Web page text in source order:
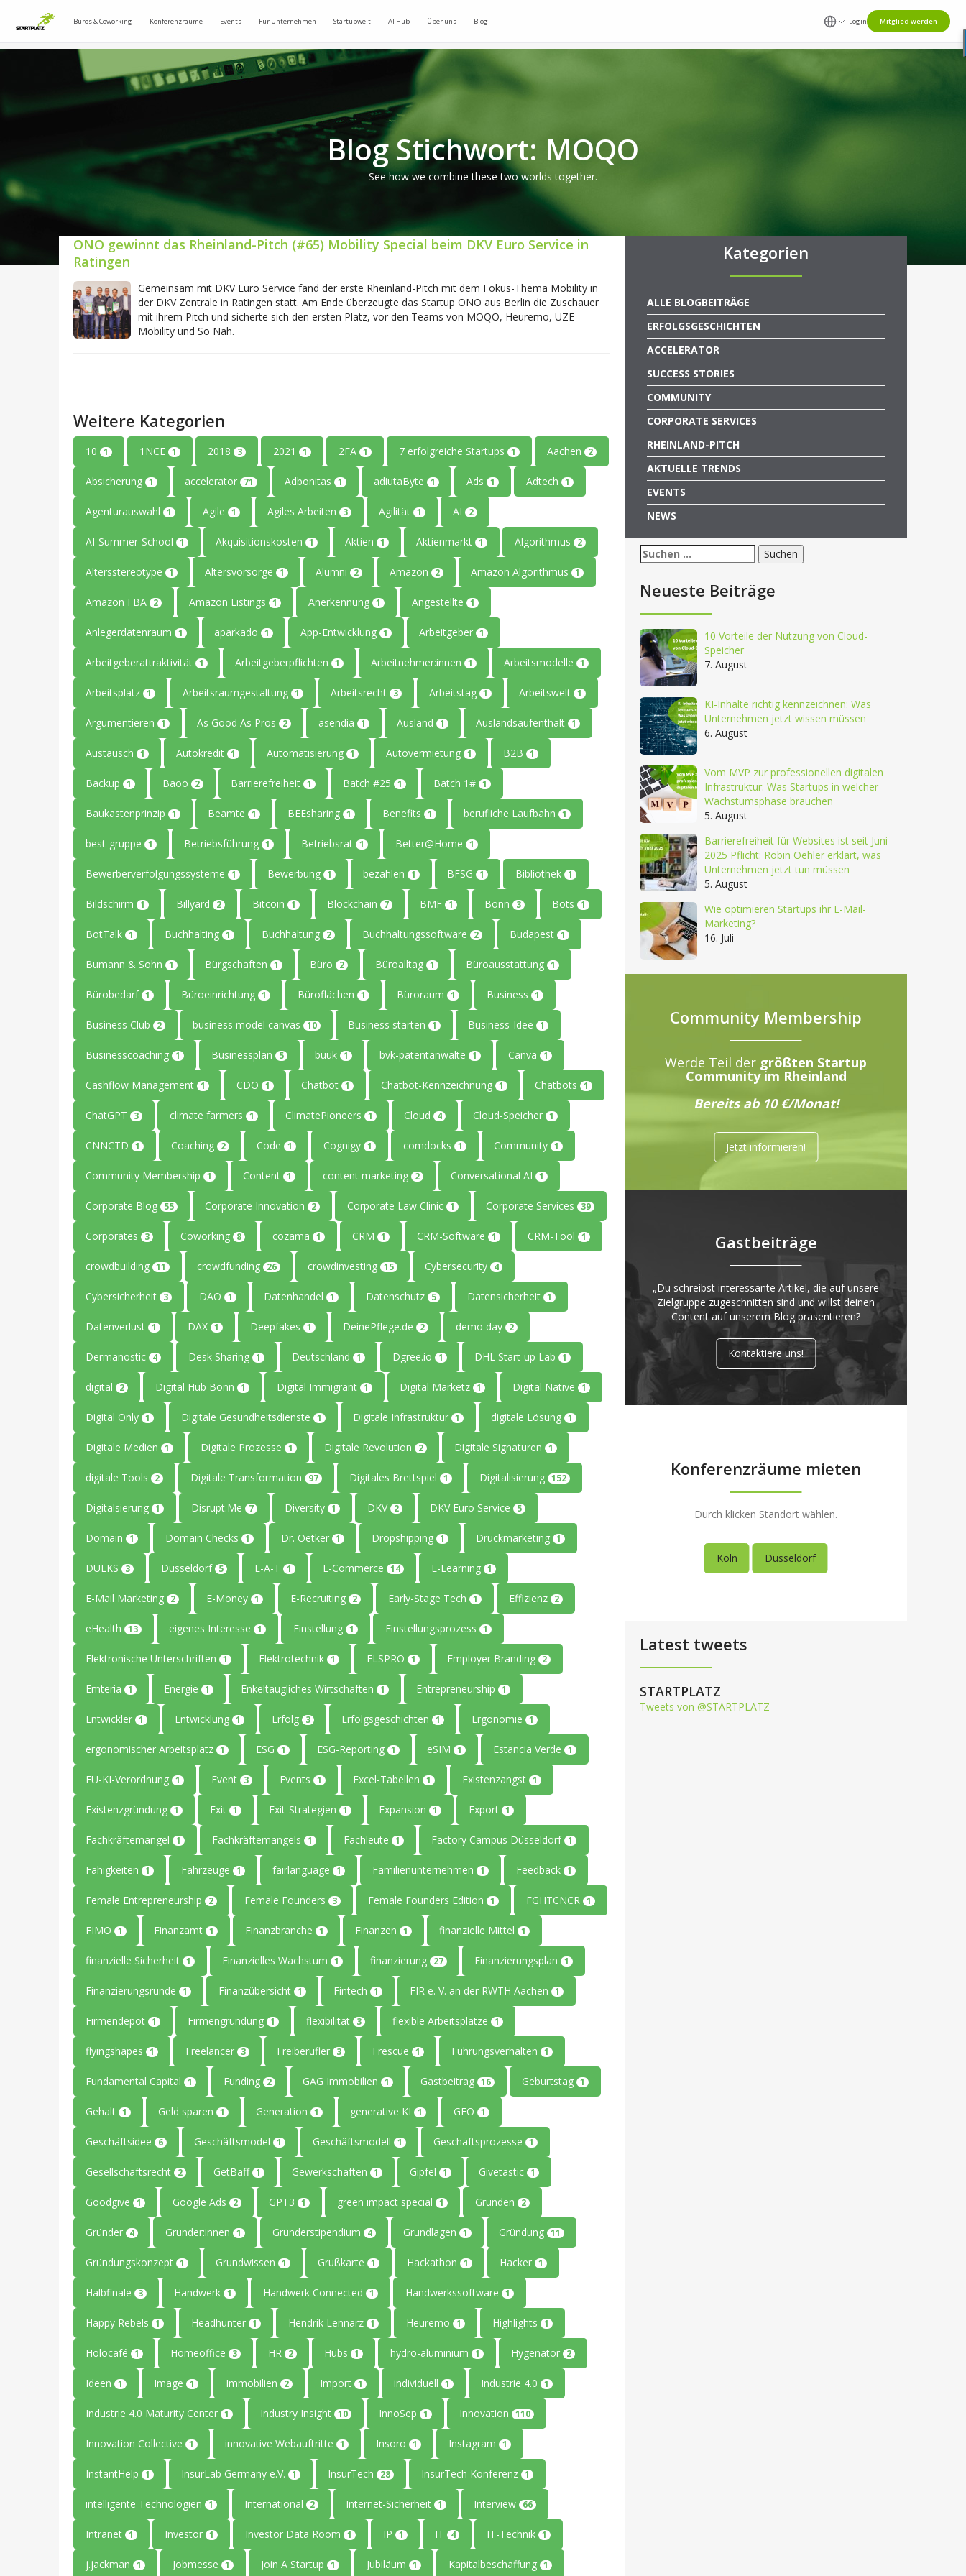
Büros & Coworking Konferenzräume Events Für Unternehmen Startupwelt AI Hub Über uns Blog Login Mitglied werden
Blog Stichwort: MOQO
See how we combine these two worlds together.
ONO gewinnt das Rheinland-Pitch (#65) Mobility Special beim DKV Euro Service in
Ratingen
Gemeinsam mit DKV Euro Service fand der erste Rheinland-Pitch mit dem Fokus-Thema Mobility in
der DKV Zentrale in Ratingen statt. Am Ende überzeugte das Startup ONO aus Berlin die Zuschauer
mit ihrem Pitch und sicherte sich den ersten Platz, vor den Teams von MOQO, Heuremo, UZE
Mobility und So Nah.
Weitere Kategorien
10 1 1NCE 1 2018 3 2021 1 2FA 1 7 erfolgreiche Startups 1 Aachen 2
Absicherung 1 accelerator 71 Adbonitas 1 adiutaByte 1 Ads 1 Adtech 1
Agenturauswahl 1 Agile 1 Agiles Arbeiten 3 Agilität 1 AI 2
AI-Summer-School 1 Akquisitionskosten 1 Aktien 1 Aktienmarkt 1 Algorithmus 2
Altersstereotype 1 Altersvorsorge 1 Alumni 2 Amazon 2 Amazon Algorithmus 1
Amazon FBA 2 Amazon Listings 1 Anerkennung 1 Angestellte 1
Anlegerdatenraum 1 aparkado 1 App-Entwicklung 1 Arbeitgeber 1
Arbeitgeberattraktivität 1 Arbeitgeberpflichten 1 Arbeitnehmer:innen 1 Arbeitsmodelle 1
Arbeitsplatz 1 Arbeitsraumgestaltung 1 Arbeitsrecht 3 Arbeitstag 1 Arbeitswelt 1
Argumentieren 1 As Good As Pros 2 asendia 1 Ausland 1 Auslandsaufenthalt 1
Austausch 1 Autokredit 1 Automatisierung 1 Autovermietung 1 B2B 1
Backup 1 Baoo 2 Barrierefreiheit 1 Batch #25 1 Batch 1# 1
Baukastenprinzip 1 Beamte 1 BEEsharing 1 Benefits 1 berufliche Laufbahn 1
best-gruppe 1 Betriebsführung 1 Betriebsrat 1 Better@Home 1
Bewerberverfolgungssysteme 1 Bewerbung 1 bezahlen 1 BFSG 1 Bibliothek 1
Bildschirm 1 Billyard 2 Bitcoin 1 Blockchain 7 BMF 1 Bonn 3 Bots 1
BotTalk 1 Buchhalting 1 Buchhaltung 2 Buchhaltungssoftware 2 Budapest 1
Bumann & Sohn 1 Bürgschaften 1 Büro 2 Büroalltag 1 Büroausstattung 1
Bürobedarf 1 Büroeinrichtung 1 Büroflächen 1 Büroraum 1 Business 1
Business Club 2 business model canvas 10 Business starten 1 Business-Idee 1
Businesscoaching 1 Businessplan 5 buuk 1 bvk-patentanwälte 1 Canva 1
Cashflow Management 1 CDO 1 Chatbot 1 Chatbot-Kennzeichnung 1 Chatbots 1
ChatGPT 3 climate farmers 1 ClimatePioneers 1 Cloud 4 Cloud-Speicher 1
CNNCTD 1 Coaching 2 Code 1 Cognigy 1 comdocks 1 Community 1
Community Membership 1 Content 1 content marketing 2 Conversational AI 1
Corporate Blog 55 Corporate Innovation 2 Corporate Law Clinic 1 Corporate Services 39
Corporates 3 Coworking 8 cozama 1 CRM 1 CRM-Software 1 CRM-Tool 1
crowdbuilding 11 crowdfunding 26 crowdinvesting 15 Cybersecurity 4
Cybersicherheit 3 DAO 1 Datenhandel 1 Datenschutz 5 Datensicherheit 1
Datenverlust 1 DAX 1 Deepfakes 1 DeinePflege.de 2 demo day 2
Dermanostic 4 Desk Sharing 1 Deutschland 1 Dgree.io 1 DHL Start-up Lab 1
digital 2 Digital Hub Bonn 1 Digital Immigrant 1 Digital Marketz 1 Digital Native 1
Digital Only 1 Digitale Gesundheitsdienste 1 Digitale Infrastruktur 1 digitale Lösung 1
Digitale Medien 1 Digitale Prozesse 1 Digitale Revolution 2 Digitale Signaturen 1
digitale Tools 2 Digitale Transformation 97 Digitales Brettspiel 1 Digitalisierung 152
Digitalsierung 1 Disrupt.Me 7 Diversity 1 DKV 2 DKV Euro Service 5
Domain 1 Domain Checks 1 Dr. Oetker 1 Dropshipping 1 Druckmarketing 1
DULKS 3 Düsseldorf 5 E-A-T 1 E-Commerce 14 E-Learning 1
E-Mail Marketing 2 E-Money 1 E-Recruiting 2 Early-Stage Tech 1 Effizienz 2
eHealth 13 eigenes Interesse 1 Einstellung 1 Einstellungsprozess 1
Elektronische Unterschriften 1 Elektrotechnik 1 ELSPRO 1 Employer Branding 2
Emteria 1 Energie 1 Enkeltaugliches Wirtschaften 1 Entrepreneurship 1
Entwickler 1 Entwicklung 1 Erfolg 3 Erfolgsgeschichten 1 Ergonomie 1
ergonomischer Arbeitsplatz 1 ESG 1 ESG-Reporting 1 eSIM 1 Estancia Verde 1
EU-KI-Verordnung 1 Event 3 Events 1 Excel-Tabellen 1 Existenzangst 1
Existenzgründung 1 Exit 1 Exit-Strategien 1 Expansion 1 Export 1
Fachkräftemangel 1 Fachkräftemangels 1 Fachleute 1 Factory Campus Düsseldorf 1
Fähigkeiten 1 Fahrzeuge 1 fairlanguage 1 Familienunternehmen 1 Feedback 1
Female Entrepreneurship 2 Female Founders 3 Female Founders Edition 1 FGHTCNCR 1
FIMO 1 Finanzamt 1 Finanzbranche 1 Finanzen 1 finanzielle Mittel 1
finanzielle Sicherheit 1 Finanzielles Wachstum 1 finanzierung 27 Finanzierungsplan 1
Finanzierungsrunde 1 Finanzübersicht 1 Fintech 1 FIR e. V. an der RWTH Aachen 1
Firmendepot 1 Firmengründung 1 flexibilität 3 flexible Arbeitsplätze 1
flyingshapes 1 Freelancer 3 Freiberufler 3 Frescue 1 Führungsverhalten 1
Fundamental Capital 1 Funding 2 GAG Immobilien 1 Gastbeitrag 16 Geburtstag 1
Gehalt 1 Geld sparen 1 Generation 1 generative KI 1 GEO 1
Geschäftsidee 6 Geschäftsmodel 1 Geschäftsmodell 1 Geschäftsprozesse 1
Gesellschaftsrecht 2 GetBaff 1 Gewerkschaften 1 Gipfel 1 Givetastic 1
Goodgive 1 Google Ads 2 GPT3 1 green impact special 1 Gründen 2
Gründer 4 Gründer:innen 1 Gründerstipendium 4 Grundlagen 1 Gründung 11
Gründungskonzept 1 Grundwissen 1 Grußkarte 1 Hackathon 1 Hacker 1
Halbfinale 3 Handwerk 1 Handwerk Connected 1 Handwerkssoftware 1
Happy Rebels 1 Headhunter 1 Hendrik Lennarz 1 Heuremo 1 Highlights 1
Holocafé 1 Homeoffice 3 HR 2 Hubs 1 hydro-aluminium 1 Hygenator 2
Ideen 1 Image 1 Immobilien 2 Import 1 individuell 1 Industrie 4.0 1
Industrie 4.0 Maturity Center 1 Industry Insight 10 InnoSep 1 Innovation 110
Innovation Collective 1 innovative Webauftritte 1 Insoro 1 Instagram 1
InstantHelp 1 InsurLab Germany e.V. 1 InsurTech 28 InsurTech Konferenz 1
intelligente Technologien 1 International 2 Internet-Sicherheit 1 Interview 66
Intranet 1 Investor 1 Investor Data Room 1 IP 1 IT 4 IT-Technik 1
j.jackman 1 Jobmesse 1 Join A Startup 1 Jubiläum 1 Kapitalbeschaffung 1
Kategorien
ALLE BLOGBEITRÄGE
ERFOLGSGESCHICHTEN
ACCELERATOR
SUCCESS STORIES
COMMUNITY
CORPORATE SERVICES
RHEINLAND-PITCH
AKTUELLE TRENDS
EVENTS
NEWS
Suchen
nach:
Neueste Beiträge
10 Vorteile der Nutzung von Cloud-
Speicher
7. August
KI-Inhalte richtig kennzeichnen: Was
Unternehmen jetzt wissen müssen
6. August
Vom MVP zur professionellen digitalen
Infrastruktur: Was Startups in welcher
Wachstumsphase brauchen
5. August
Barrierefreiheit für Websites ist seit Juni
2025 Pflicht: Robin Oehler erklärt, was
Unternehmen jetzt tun müssen
5. August
Wie optimieren Startups ihr E-Mail-
Marketing?
16. Juli
Community Membership
Werde Teil der größten Startup
Community im Rheinland
Bereits ab 10 €/Monat!
Jetzt informieren!
Gastbeiträge
„Du schreibst interessante Artikel, die auf unsere
Zielgruppe zugeschnitten sind und willst deinen
Content auf unserem Blog präsentieren?
Kontaktiere uns!
Konferenzräume mieten
Durch klicken Standort wählen.
Köln Düsseldorf
Latest tweets
STARTPLATZ
Tweets von @STARTPLATZ